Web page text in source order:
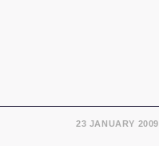
23 JANUARY 2009